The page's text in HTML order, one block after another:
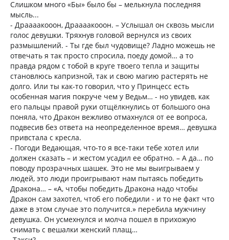
Слишком много «Бы» было бы – мелькнула последняя
мысль...
- Драааакооон, Драааакооон. – Услышал он сквозь мысли
голос девушки. Тряхнув головой вернулся из своих
размышлений. - Ты где был чудовище? Ладно можешь не
отвечать я так просто спросила, поеду домой… а то
правда рядом с тобой в круге твоего тепла и защиты
становлюсь капризной, так и свою магию растерять не
долго. Или ты как-то говорил, что у Принцесс есть
особенная магия покруче чем у Ведьм… - но увидев, как
его пальцы правой руки отщёлкнулись от большого она
поняла, что Дракон вежливо отмахнулся от ее вопроса,
подвесив без ответа на неопределенное время… девушка
привстала с кресла.
- Погоди Ведающая, что-то я все-таки тебе хотел или
должен сказать – и жестом усадил ее обратно. – А да… по
поводу прозрачных шашек. Это не мы выигрываем у
людей, это люди проигрывают нам пытаясь победить
Дракона… – «А, чтобы победить Дракона надо чтобы
Дракон сам захотел, чтоб его победили - и то не факт что
даже в этом случае это получится.» перебила мужчину
девушка. Он усмехнулся и молча пошел в прихожую
снимать с вешалки женский плащ…